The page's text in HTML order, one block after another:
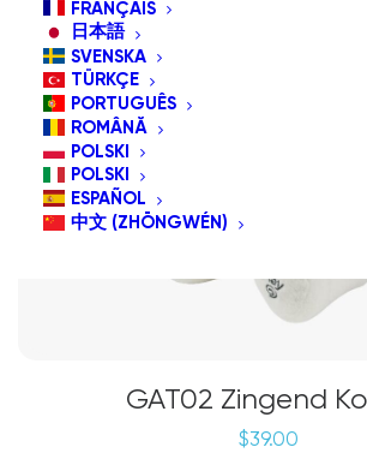
FRANÇAIS
日本語
SVENSKA
TÜRKÇE
PORTUGUÊS
ROMÂNĂ
POLSKI
POLSKI
ESPAÑOL
中文 (ZHŌNGWÉN)
GAT02 Zingend
$39.00